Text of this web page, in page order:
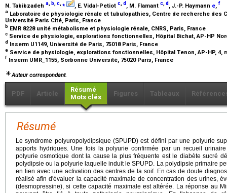
N. Tabibzadeh a, b,c,⁎ , E. Vidal-Petiot c,d , M. Flamant c,d , J.-P. Haymann e, f
a Laboratoire de physiologie rénale et tubulopathies, Centre de recherche des
Université Paris Cité, Paris, France
b EMR 8228 unité métabolisme et physiologie rénale, CNRS, Paris, France
c Service de physiologie, explorations fonctionnelles, Hôpital Bichat, AP-HP
d Inserm U1149, Université de Paris, 75018 Paris, France
e Service de physiologie, explorations fonctionnelles, Hôpital Tenon, AP-HP, 4,
f Inserm UMR_1155, Sorbonne Université, 75020 Paris, France
Auteur correspondant.
PDF Article
Résumé
Mots clés
Figures Tableaux
Résumé
Le syndrome polyuropolydipsique (SPUPD) est défini par une polyurie
apports hydriques. Une fois la polyurie confirmée par un recueil
polyurie osmotique dont la cause la plus fréquente est le diabète sucré
polydipsie ou la polyurie laquelle induit le SPUPD. La polydipsie primaire
en lien avec une activation des centres de la soif. En cas de doute
réalisé afin d'évaluer la capacité maximale de concentration des urines,
(desmopressine), si cette capacité maximale est altérée. La réponse au